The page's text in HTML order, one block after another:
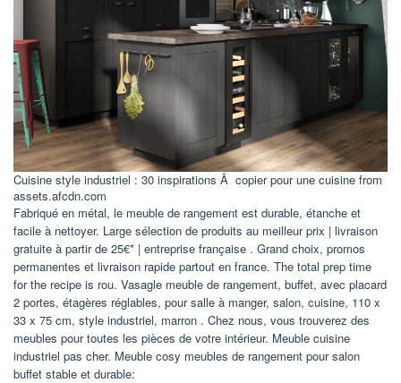
Cuisine style industriel : 30 inspirations Ã copier pour une cuisine from
assets.afcdn.com
Fabriqué en métal, le meuble de rangement est durable, étanche et
facile à nettoyer. Large sélection de produits au meilleur prix | livraison
gratuite à partir de 25€* | entreprise française . Grand choix, promos
permanentes et livraison rapide partout en france. The total prep time
for the recipe is rou. Vasagle meuble de rangement, buffet, avec placard
2 portes, étagères réglables, pour salle à manger, salon, cuisine, 110 x
33 x 75 cm, style industriel, marron . Chez nous, vous trouverez des
meubles pour toutes les pièces de votre intérieur. Meuble cuisine
industriel pas cher. Meuble cosy meubles de rangement pour salon
buffet stable et durable: